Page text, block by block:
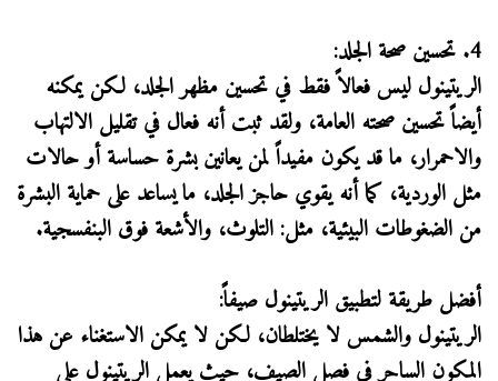
4. تحسين صحة الجلد:
الريتينول ليس فعالاً فقط في تحسين مظهر الجلد، لكن يمكنه
أيضاً تحسين صحته العامة، ولقد ثبت أنه فعال في تقليل الالتهاب
والاحمرار، ما قد يكون مفيداً لمن يعانين بشرة حساسة أو حالات
مثل الوردية، كما أنه يقوي حاجز الجلد، ما يساعد على حماية البشرة
من الضغوطات البيئية، مثل: التلوث، والأشعة فوق البنفسجية.
أفضل طريقة لتطبيق الريتينول صيفاً:
الريتينول والشمس لا يختلطان، لكن لا يمكن الاستغناء عن هذا
المكون الساحر في فصل الصيف، حيث يعمل الريتينول على